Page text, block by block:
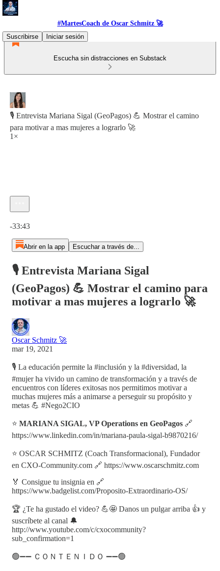
#MartesCoach de Oscar Schmitz 🚀
Suscribirse
Iniciar sesión
Escucha sin distracciones en Substack
🎙️ Entrevista Mariana Sigal (GeoPagos) 💪 Mostrar el camino
para motivar a mas mujeres a lograrlo 🚀
1×
-33:43
Abrir en la app Escuchar a través de...
🎙️ Entrevista Mariana Sigal
(GeoPagos) 💪 Mostrar el camino para
motivar a mas mujeres a lograrlo 🚀
Oscar Schmitz 🚀
mar 19, 2021
🎙️ La educación permite la #inclusión y la #diversidad, la
#mujer ha vivido un camino de transformación y a través de
encuentros con líderes exitosas nos permitimos motivar a
muchas mujeres más a animarse a perseguir su propósito y
metas 💪 #Nego2CIO
⭐ MARIANA SIGAL, VP Operations en GeoPagos 🔗
https://www.linkedin.com/in/mariana-paula-sigal-b9870216/
⭐ OSCAR SCHMITZ (Coach Transformacional), Fundador
en CXO-Community.com 🔗 https://www.oscarschmitz.com
🏅 Consigue tu insignia en 🔗
https://www.badgelist.com/Proposito-Extraordinario-OS/
🏆 ¿Te ha gustado el video? 💪🤩 Danos un pulgar arriba 👍 y
suscríbete al canal 🔔
http://www.youtube.com/c/cxocommunity?
sub_confirmation=1
🟢➖➖ ＣＯＮＴＥＮＩＤＯ ➖➖🟢